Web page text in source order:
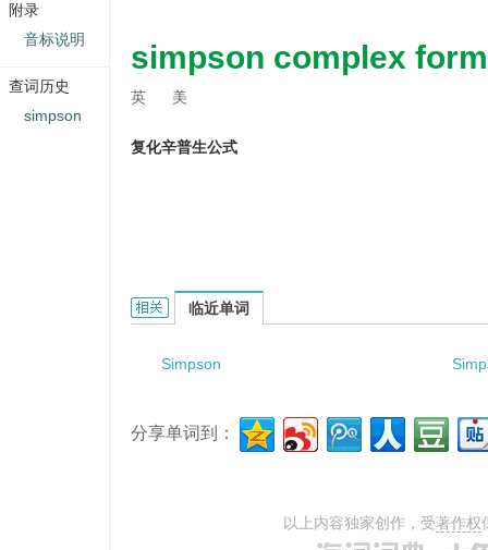
simpson complex
英 美
复化辛普生公式
Simpson complex formula的相关资料：
临近单词
Simpson
分享单词到：
以上内容独家创作，受著作权
附录
音标说明
查词历史
simpson